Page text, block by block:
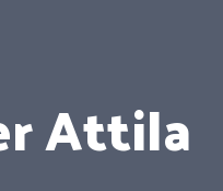
Attila